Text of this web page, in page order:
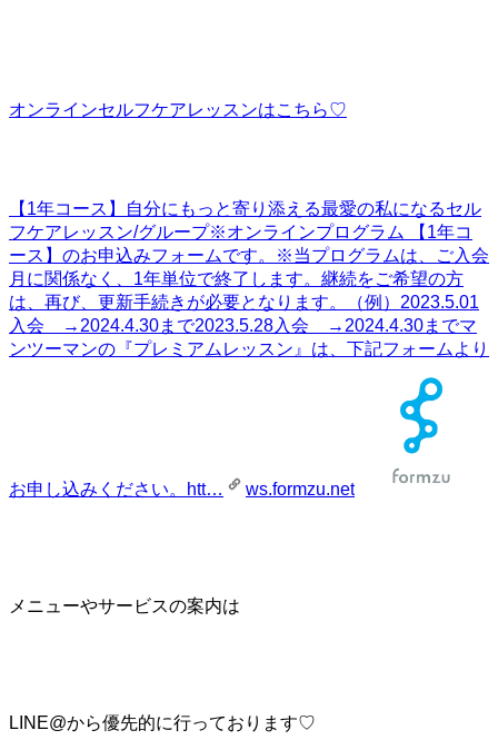
オンラインセルフケアレッスンはこちら♡
【1年コース】自分にもっと寄り添える最愛の私になるセル
フケアレッスン/グループ※オンラインプログラム 【1年コ
ース】のお申込みフォームです。※当プログラムは、ご入会
月に関係なく、1年単位で終了します。継続をご希望の方
は、再び、更新手続きが必要となります。（例）2023.5.01
入会 →2024.4.30まで2023.5.28入会 →2024.4.30までマ
ンツーマンの『プレミアムレッスン』は、下記フォームより
お申し込みください。htt… ws.formzu.net
メニューやサービスの案内は
LINE@から優先的に行っております♡